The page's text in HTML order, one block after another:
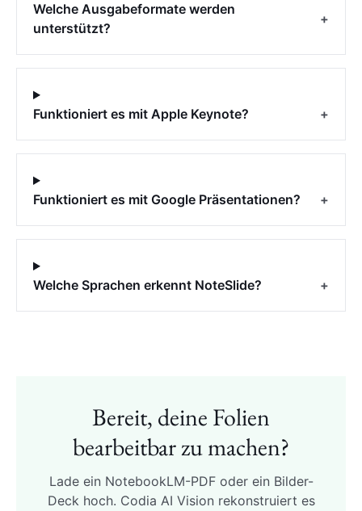
Welche Ausgabeformate werden
unterstützt?
+
Funktioniert es mit Apple Keynote? +
Funktioniert es mit Google Präsentationen? +
Welche Sprachen erkennt NoteSlide? +
Bereit, deine Folien
bearbeitbar zu machen?
Lade ein NotebookLM-PDF oder ein Bilder-
Deck hoch. Codia AI Vision rekonstruiert es